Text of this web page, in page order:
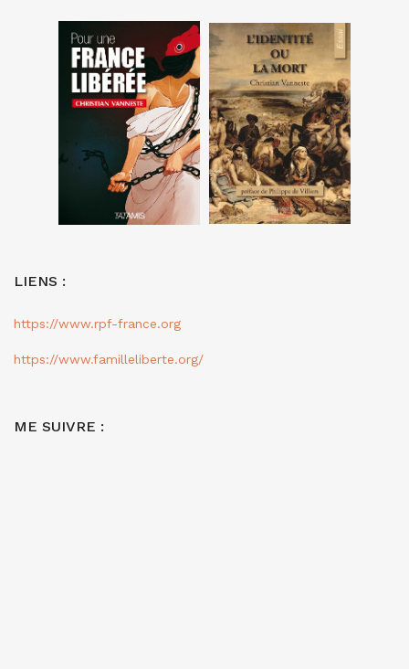
LIENS :
https://www.rpf-france.org
https://www.familleliberte.org/
ME SUIVRE :